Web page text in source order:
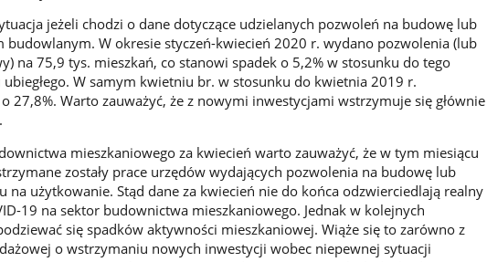
jeżeli chodzi o dane dotyczące udzielanych pozwoleń na budowę lub
budowlanym. W okresie styczeń-kwiecień 2020 r. wydano pozwolenia (lub
na 75,9 tys. mieszkań, co stanowi spadek o 5,2% w stosunku do tego
W samym kwietniu br. w stosunku do kwietnia 2019 r.
27,8%. Warto zauważyć, że z nowymi inwestycjami wstrzymuje się głównie
mieszkaniowego za kwiecień warto zauważyć, że w tym miesiącu
zostały prace urzędów wydających pozwolenia na budowę lub
na użytkowanie. Stąd dane za kwiecień nie do końca odzwierciedlają realny
19 na sektor budownictwa mieszkaniowego. Jednak w kolejnych
się spadków aktywności mieszkaniowej. Wiąże się to zarówno z
o wstrzymaniu nowych inwestycji wobec niepewnej sytuacji